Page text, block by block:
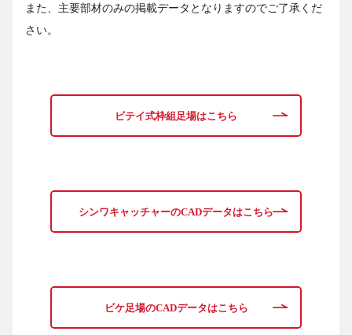
また、主要部材のみの掲載データとなりますのでご了承くだ
さい。
ビテイ式枠組足場はこちら
シンワキャッチャーのCADデータはこちら
ビケ足場のCADデータはこちら